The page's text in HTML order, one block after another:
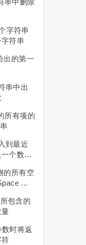
串中删除
字符串
符串
出的第一
串中出
所有项的
到最近
个数值
的所有空
和
包含的
时将返